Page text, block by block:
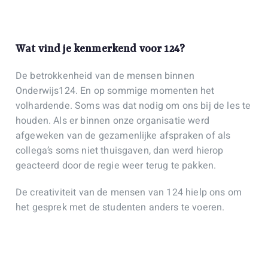
Wat vind je kenmerkend voor 124?
De betrokkenheid van de mensen binnen
Onderwijs124. En op sommige momenten het
volhardende. Soms was dat nodig om ons bij de les te
houden. Als er binnen onze organisatie werd
afgeweken van de gezamenlijke afspraken of als
collega’s soms niet thuisgaven, dan werd hierop
geacteerd door de regie weer terug te pakken.
De creativiteit van de mensen van 124 hielp ons om
het gesprek met de studenten anders te voeren.